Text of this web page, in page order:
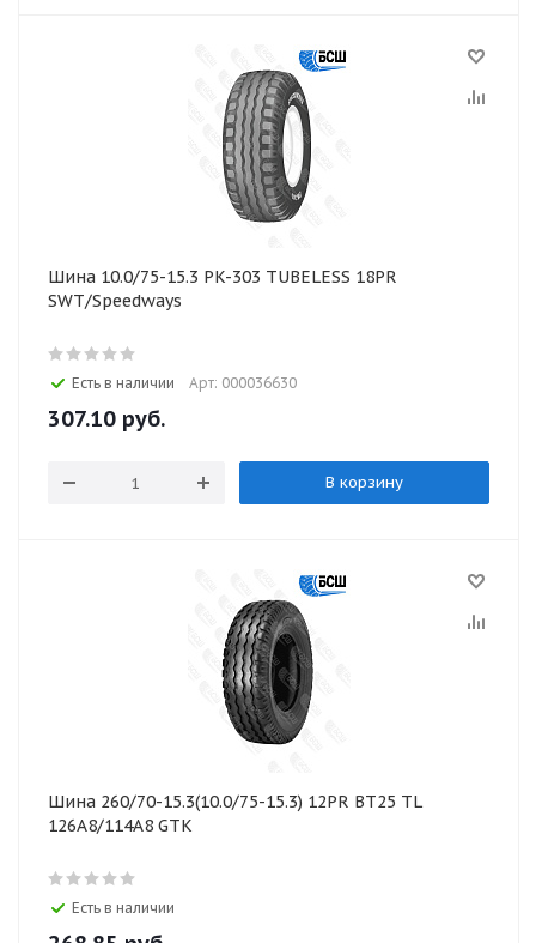
Шина 10.0/75-15.3 PK-303 TUBELESS 18PR
SWT/Speedways
Есть в наличии Арт: 000036630
307.10 руб.
В корзину
Шина 260/70-15.3(10.0/75-15.3) 12PR BT25 TL
126A8/114A8 GTK
Есть в наличии